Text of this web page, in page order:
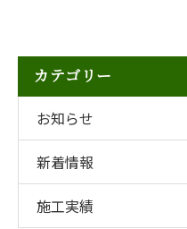
カテゴリー
お知らせ
新着情報
施工実績